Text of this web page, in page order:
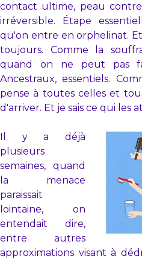
contact ultime, peau
irréversible. Étape
qu'on entre en orphelinat.
toujours. Comme la
quand on ne peut pas
Ancestraux, essentiels.
pense à toutes celles et
d'arriver. Et je sais ce qui les
Il y a déjà
plusieurs
semaines, quand
la menace
paraissait
lointaine, on
entendait dire,
entre autres
approximations visant à